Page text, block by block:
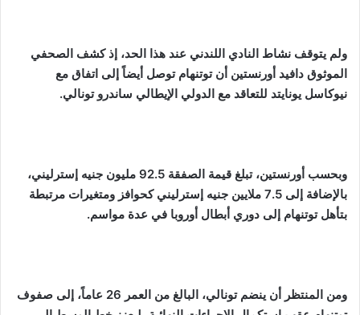
ولم يتوقف نشاط النادي اللندني عند هذا الحد، إذ كشف الصحفي
الموثوق دافيد أورنستين أن توتنهام توصل أيضاً إلى اتفاق مع
نيوكاسل يونايتد للتعاقد مع الدولي الإيطالي ساندرو تونالي.
وبحسب أورنستين، تبلغ قيمة الصفقة 92.5 مليون جنيه إسترليني،
بالإضافة إلى 7.5 ملايين جنيه إسترليني كحوافز ومتغيرات مرتبطة
بتأهل توتنهام إلى دوري أبطال أوروبا في عدة مواسم.
ومن المنتظر أن ينضم تونالي، البالغ من العمر 26 عاماً، إلى صفوف